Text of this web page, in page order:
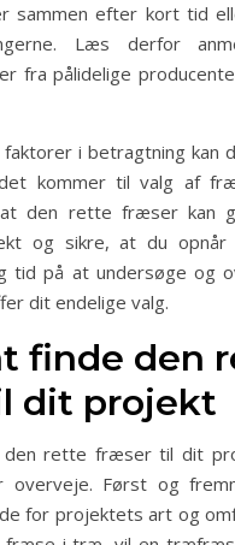
sammen efter kort tid
Læs derfor
fra pålidelige
faktorer i betragtning kan
kommer til valg af
den rette fræser kan
og sikre, at du opnår
tid på at undersøge og
dit endelige valg.
finde den
dit projekt
den rette fræser til dit
overveje. Først og
for projektets art og